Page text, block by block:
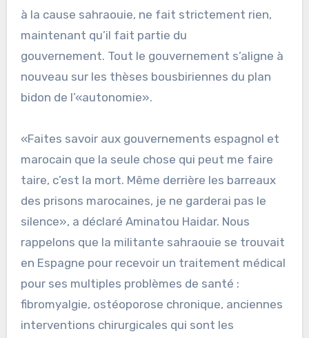
à la cause sahraouie, ne fait strictement rien,
maintenant qu’il fait partie du
gouvernement. Tout le gouvernement s’aligne à
nouveau sur les thèses bousbiriennes du plan
bidon de l’«autonomie».
«Faites savoir aux gouvernements espagnol et
marocain que la seule chose qui peut me faire
taire, c’est la mort. Même derrière les barreaux
des prisons marocaines, je ne garderai pas le
silence», a déclaré Aminatou Haidar. Nous
rappelons que la militante sahraouie se trouvait
en Espagne pour recevoir un traitement médical
pour ses multiples problèmes de santé :
fibromyalgie, ostéoporose chronique, anciennes
interventions chirurgicales qui sont les